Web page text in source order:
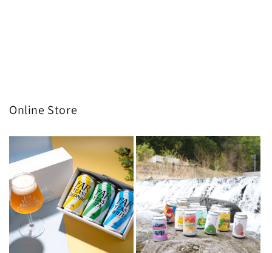
Online Store